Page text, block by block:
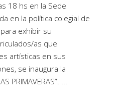
18 hs en la Sede
en la política colegial de
exhibir su
as que
artísticas en sus
se inaugura la
PRIMAVERAS”.